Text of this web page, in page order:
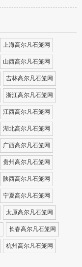
上海高尔凡石笼网
山西高尔凡石笼网
吉林高尔凡石笼网
浙江高尔凡石笼网
江西高尔凡石笼网
湖北高尔凡石笼网
广西高尔凡石笼网
贵州高尔凡石笼网
陕西高尔凡石笼网
宁夏高尔凡石笼网
太原高尔凡石笼网
长春高尔凡石笼网
杭州高尔凡石笼网